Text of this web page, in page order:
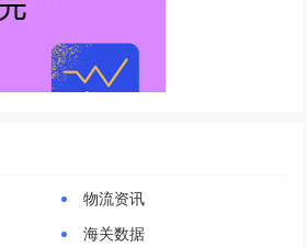
物流资讯
海关数据